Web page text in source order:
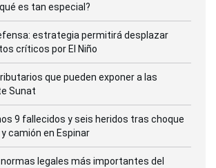
es tan especial?
estrategia permitirá desplazar
críticos por El Niño
que pueden exponer a las
Sunat
9 fallecidos y seis heridos tras choque
camión en Espinar
legales más importantes del